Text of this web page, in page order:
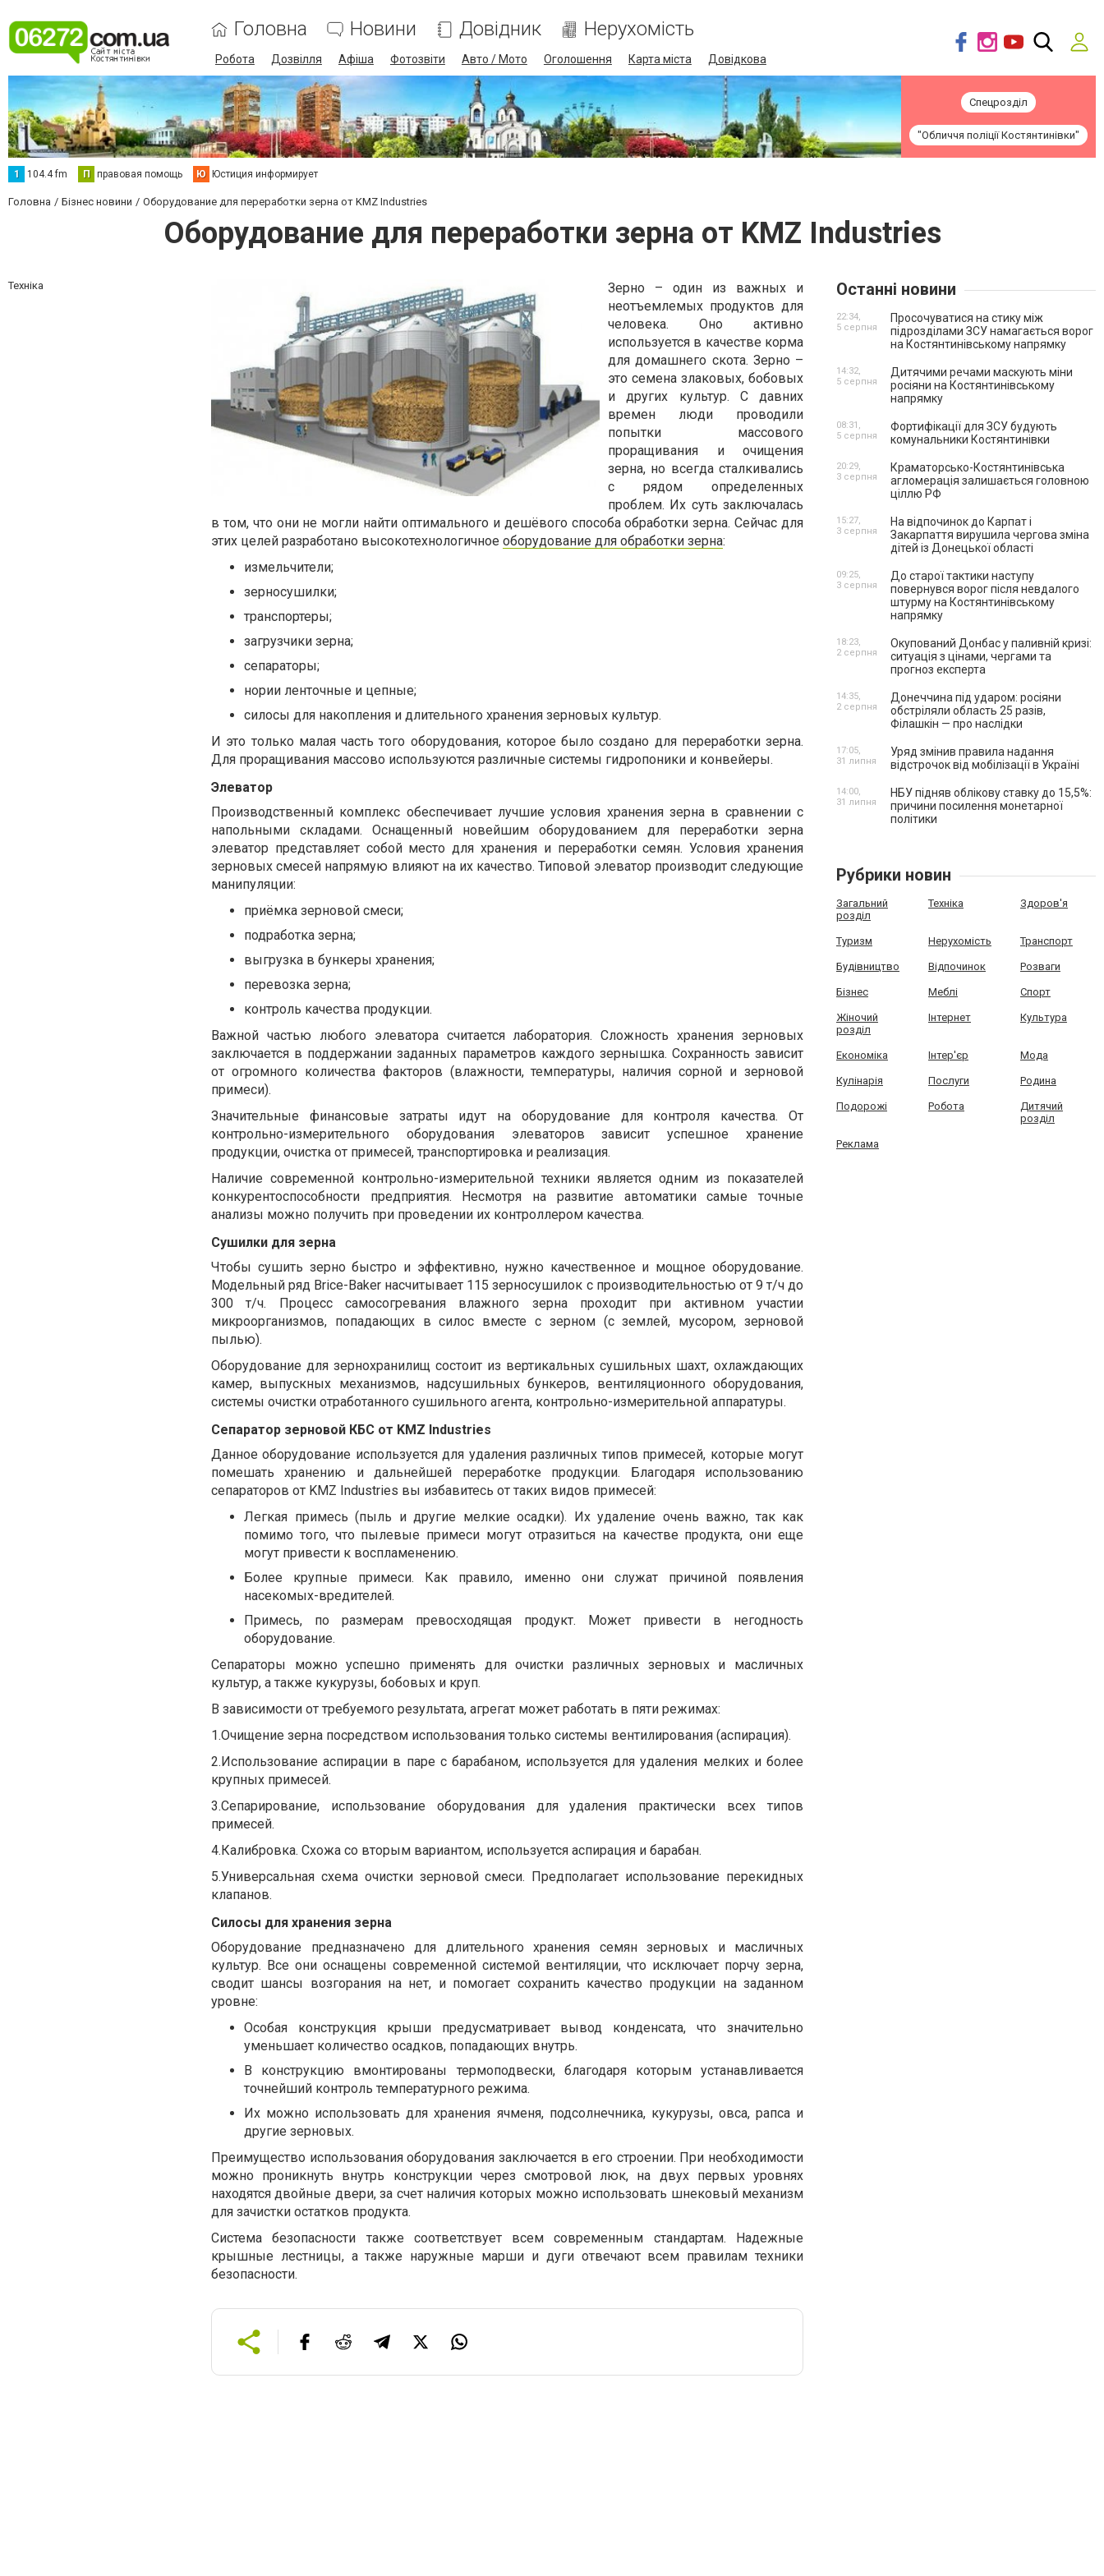
Головна Новини Довідник Нерухомість
Робота Дозвілля Афіша Фотозвіти Авто / Мото Оголошення Карта міста Довідкова
Спецрозділ
"Обличчя поліції Костянтинівки"
1 104.4 fm П правовая помощь Ю Юстиция информирует
Головна Бізнес новини Оборудование для переработки зерна от KMZ Industries
Оборудование для переработки зерна от KMZ Industries
Техніка
Зерно – один из важных и
неотъемлемых продуктов для
человека. Оно активно
используется в качестве корма
для домашнего скота. Зерно –
это семена злаковых, бобовых
и других культур. С давних
времен люди проводили
попытки массового
проращивания и очищения
зерна, но всегда сталкивались
с рядом определенных
проблем. Их суть заключалась
в том, что они не могли найти оптимального и дешёвого способа обработки зерна. Сейчас для
этих целей разработано высокотехнологичное оборудование для обработки зерна:
измельчители;
зерносушилки;
транспортеры;
загрузчики зерна;
сепараторы;
нории ленточные и цепные;
силосы для накопления и длительного хранения зерновых культур.
И это только малая часть того оборудования, которое было создано для переработки зерна.
Для проращивания массово используются различные системы гидропоники и конвейеры.
Элеватор
Производственный комплекс обеспечивает лучшие условия хранения зерна в сравнении с
напольными складами. Оснащенный новейшим оборудованием для переработки зерна
элеватор представляет собой место для хранения и переработки семян. Условия хранения
зерновых смесей напрямую влияют на их качество. Типовой элеватор производит следующие
манипуляции:
приёмка зерновой смеси;
подработка зерна;
выгрузка в бункеры хранения;
перевозка зерна;
контроль качества продукции.
Важной частью любого элеватора считается лаборатория. Сложность хранения зерновых
заключается в поддержании заданных параметров каждого зернышка. Сохранность зависит
от огромного количества факторов (влажности, температуры, наличия сорной и зерновой
примеси).
Значительные финансовые затраты идут на оборудование для контроля качества. От
контрольно-измерительного оборудования элеваторов зависит успешное хранение
продукции, очистка от примесей, транспортировка и реализация.
Наличие современной контрольно-измерительной техники является одним из показателей
конкурентоспособности предприятия. Несмотря на развитие автоматики самые точные
анализы можно получить при проведении их контроллером качества.
Сушилки для зерна
Чтобы сушить зерно быстро и эффективно, нужно качественное и мощное оборудование.
Модельный ряд Brice-Baker насчитывает 115 зерносушилок с производительностью от 9 т/ч до
300 т/ч. Процесс самосогревания влажного зерна проходит при активном участии
микроорганизмов, попадающих в силос вместе с зерном (с землей, мусором, зерновой
пылью).
Оборудование для зернохранилищ состоит из вертикальных сушильных шахт, охлаждающих
камер, выпускных механизмов, надсушильных бункеров, вентиляционного оборудования,
системы очистки отработанного сушильного агента, контрольно-измерительной аппаратуры.
Сепаратор зерновой КБС от KMZ Industries
Данное оборудование используется для удаления различных типов примесей, которые могут
помешать хранению и дальнейшей переработке продукции. Благодаря использованию
сепараторов от KMZ Industries вы избавитесь от таких видов примесей:
Легкая примесь (пыль и другие мелкие осадки). Их удаление очень важно, так как
помимо того, что пылевые примеси могут отразиться на качестве продукта, они еще
могут привести к воспламенению.
Более крупные примеси. Как правило, именно они служат причиной появления
насекомых-вредителей.
Примесь, по размерам превосходящая продукт. Может привести в негодность
оборудование.
Сепараторы можно успешно применять для очистки различных зерновых и масличных
культур, а также кукурузы, бобовых и круп.
В зависимости от требуемого результата, агрегат может работать в пяти режимах:
1.Очищение зерна посредством использования только системы вентилирования (аспирация).
2.Использование аспирации в паре с барабаном, используется для удаления мелких и более
крупных примесей.
3.Сепарирование, использование оборудования для удаления практически всех типов
примесей.
4.Калибровка. Схожа со вторым вариантом, используется аспирация и барабан.
5.Универсальная схема очистки зерновой смеси. Предполагает использование перекидных
клапанов.
Силосы для хранения зерна
Оборудование предназначено для длительного хранения семян зерновых и масличных
культур. Все они оснащены современной системой вентиляции, что исключает порчу зерна,
сводит шансы возгорания на нет, и помогает сохранить качество продукции на заданном
уровне:
Особая конструкция крыши предусматривает вывод конденсата, что значительно
уменьшает количество осадков, попадающих внутрь.
В конструкцию вмонтированы термоподвески, благодаря которым устанавливается
точнейший контроль температурного режима.
Их можно использовать для хранения ячменя, подсолнечника, кукурузы, овса, рапса и
другие зерновых.
Преимущество использования оборудования заключается в его строении. При необходимости
можно проникнуть внутрь конструкции через смотровой люк, на двух первых уровнях
находятся двойные двери, за счет наличия которых можно использовать шнековый механизм
для зачистки остатков продукта.
Система безопасности также соответствует всем современным стандартам. Надежные
крышные лестницы, а также наружные марши и дуги отвечают всем правилам техники
безопасности.
Останні новини
Просочуватися на стику між
підрозділами ЗСУ намагається ворог
на Костянтинівському напрямку
22:34,
5 серпня
Дитячими речами маскують міни
росіяни на Костянтинівському
напрямку
14:32,
5 серпня
Фортифікації для ЗСУ будують
комунальники Костянтинівки
08:31,
5 серпня
Краматорсько-Костянтинівська
агломерація залишається головною
ціллю РФ
20:29,
3 серпня
На відпочинок до Карпат і
Закарпаття вирушила чергова зміна
дітей із Донецької області
15:27,
3 серпня
До старої тактики наступу
повернувся ворог після невдалого
штурму на Костянтинівському
напрямку
09:25,
3 серпня
Окупований Донбас у паливній кризі:
ситуація з цінами, чергами та
прогноз експерта
18:23,
2 серпня
Донеччина під ударом: росіяни
обстріляли область 25 разів,
Філашкін — про наслідки
14:35,
2 серпня
Уряд змінив правила надання
відстрочок від мобілізації в Україні
17:05,
31 липня
НБУ підняв облікову ставку до 15,5%:
причини посилення монетарної
політики
14:00,
31 липня
Рубрики новин
Загальний
розділ
Техніка Здоров'я
Туризм Нерухомість Транспорт
Будівництво Відпочинок Розваги
Бізнес Меблі Спорт
Жіночий
розділ
Інтернет Культура
Економіка Інтер'єр Мода
Кулінарія Послуги Родина
Подорожі Робота
Дитячий
розділ
Реклама